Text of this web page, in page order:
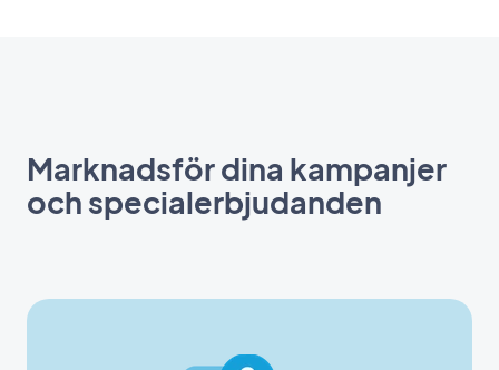
Marknadsför dina kampanjer
och specialerbjudanden